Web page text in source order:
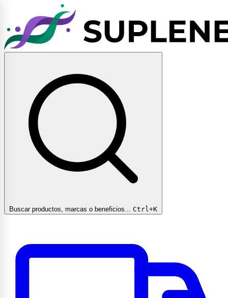
Buscar productos, marcas o beneficios... Ctrl+K